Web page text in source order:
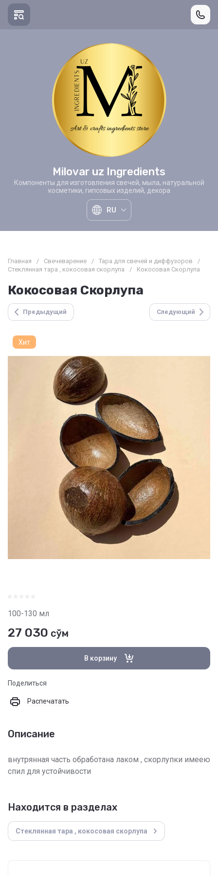
Milovar uz Ingredients
Компоненты для изготовления свечей, мыла, натуральной
косметики, гипсовых изделий, декора
RU
Главная / Свечеварение / Тара для свечей и диффузоров
/
Стеклянная тара , кокосовая скорлупа
/ Кокосовая Скорлупа
Кокосовая Скорлупа
Предыдущий Следующий
Хит
100-130 мл
27 030 сўм
В корзину
Поделиться
Распечатать
Описание
внутрянная часть обработана лаком , скорлупки имеею
спил для устойчивости
Находится в разделах
Стеклянная тара , кокосовая скорлупа